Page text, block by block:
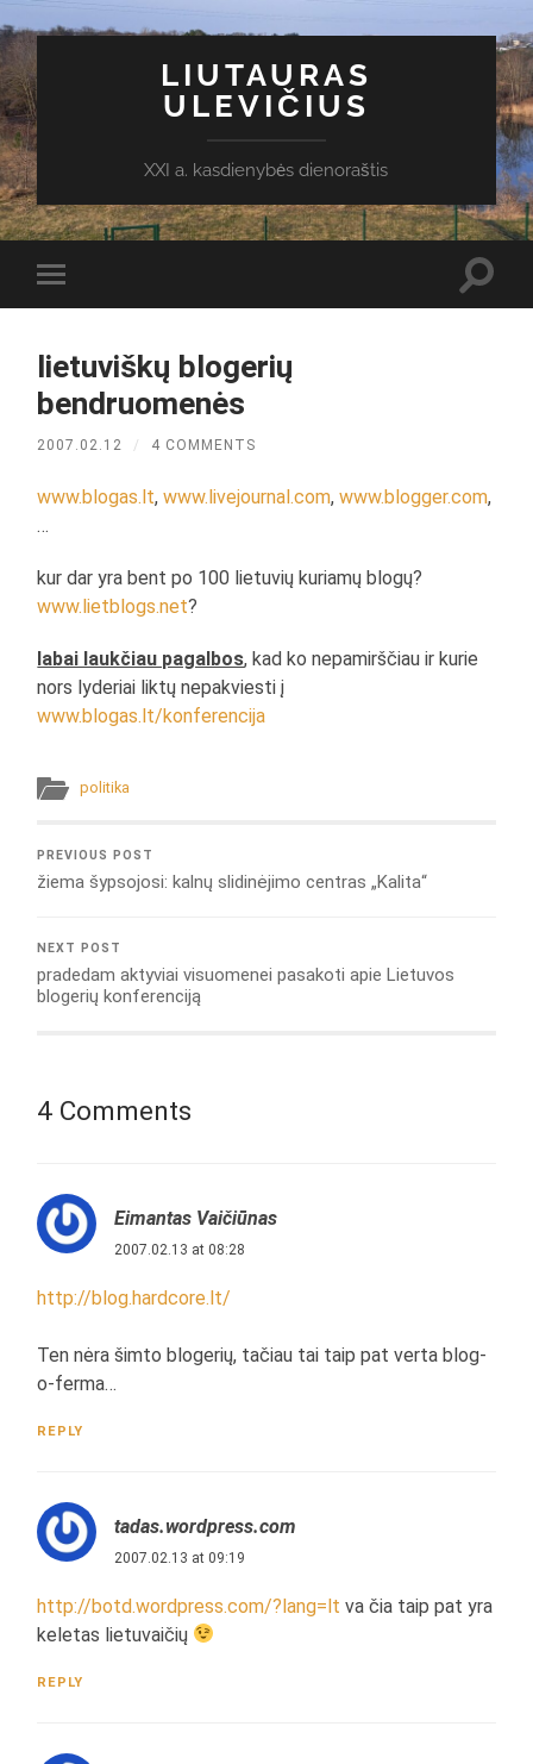
LIUTAURAS
ULEVIČIUS
XXI a. kasdienybės dienoraštis
Toggle
mobile
lietuviškų blogerių
bendruomenės
2007.02.12 / 4 COMMENTS
www.blogas.lt,www.livejournal.com,www.blogger.com,
…
kur dar yra bent po 100 lietuvių kuriamų blogų?
www.lietblogs.net?
labai laukčiau pagalbos, kad ko nepamirščiau ir kurie
nors lyderiai liktų nepakviesti į
www.blogas.lt/konferencija
politika
PREVIOUS POST
žiema šypsojosi: kalnų slidinėjimo centras „Kalita“
NEXT POST
pradedam aktyviai visuomenei pasakoti apie Lietuvos
blogerių konferenciją
4 Comments
Eimantas Vaičiūnas
2007.02.13 at 08:28
http://blog.hardcore.lt/
Ten nėra šimto blogerių, tačiau tai taip pat verta blog-
o-ferma…
REPLY
tadas.wordpress.com
2007.02.13 at 09:19
http://botd.wordpress.com/?lang=lt va čia taip pat yra
keletas lietuvaičių
REPLY